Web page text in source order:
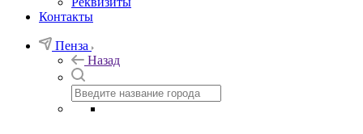
Контакты
Пенза
Назад